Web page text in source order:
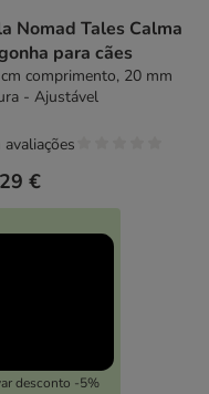
Nomad Tales Calma
para cães
comprimento, 20 mm
- Ajustável
€
desconto -5%
avaliações